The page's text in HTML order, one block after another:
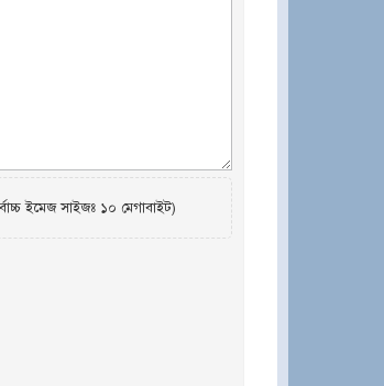
ইমেজ সাইজঃ ১০ মেগাবাইট)